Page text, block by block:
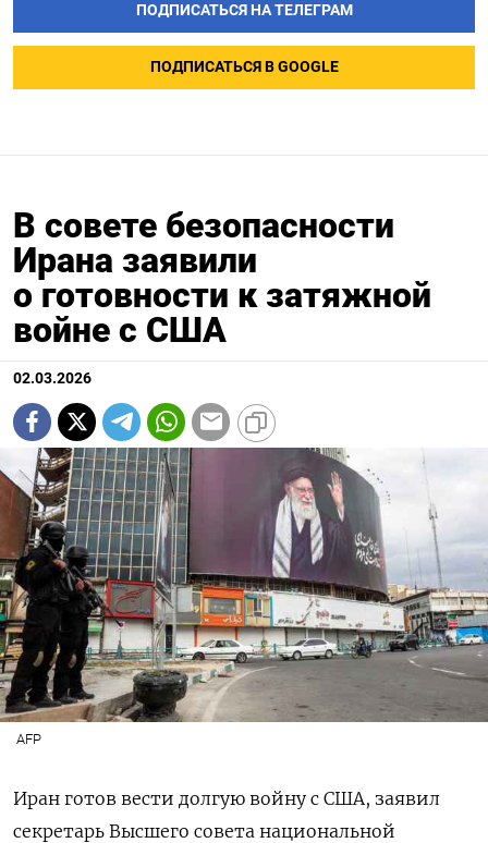
ПОДПИСАТЬСЯ НА ТЕЛЕГРАМ
ПОДПИСАТЬСЯ В GOOGLE
В совете безопасности
Ирана заявили
о готовности к затяжной
войне с США
02.03.2026
AFP
Иран готов вести долгую войну с США, заявил
секретарь Высшего совета национальной